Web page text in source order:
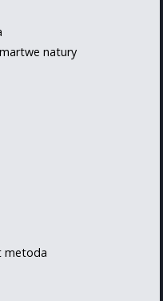
natury
metoda